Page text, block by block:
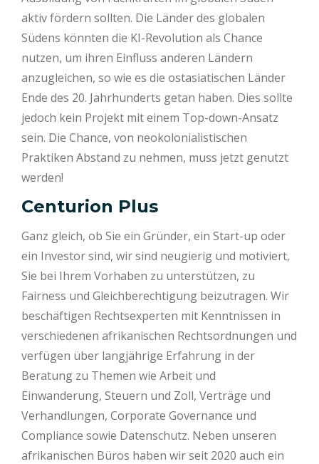
aktiv fördern sollten. Die Länder des globalen
Südens könnten die KI-Revolution als Chance
nutzen, um ihren Einfluss anderen Ländern
anzugleichen, so wie es die ostasiatischen Länder
Ende des 20. Jahrhunderts getan haben. Dies sollte
jedoch kein Projekt mit einem Top-down-Ansatz
sein. Die Chance, von neokolonialistischen
Praktiken Abstand zu nehmen, muss jetzt genutzt
werden!
Centurion Plus
Ganz gleich, ob Sie ein Gründer, ein Start-up oder
ein Investor sind, wir sind neugierig und motiviert,
Sie bei Ihrem Vorhaben zu unterstützen, zu
Fairness und Gleichberechtigung beizutragen. Wir
beschäftigen Rechtsexperten mit Kenntnissen in
verschiedenen afrikanischen Rechtsordnungen und
verfügen über langjährige Erfahrung in der
Beratung zu Themen wie Arbeit und
Einwanderung, Steuern und Zoll, Verträge und
Verhandlungen, Corporate Governance und
Compliance sowie Datenschutz. Neben unseren
afrikanischen Büros haben wir seit 2020 auch ein